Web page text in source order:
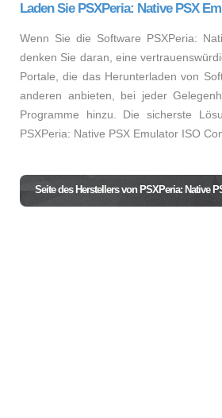
Laden Sie PSXPeria: Native PSX
Wenn Sie die Software PSXPeria:
denken Sie daran, eine
Portale, die das Herunterladen von
anderen anbieten, bei jeder
Programme hinzu. Die sicherste
PSXPeria: Native PSX Emulator ISO
Seite des Herstellers von PSXPeria: Native